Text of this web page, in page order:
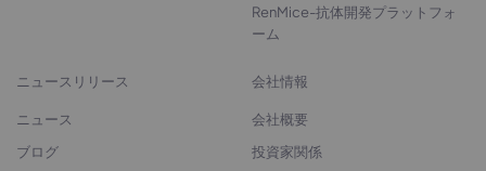
RenMice-抗体開発プラットフォ
ーム
ニュースリリース
ニュース
ブログ
会社情報
会社概要
投資家関係